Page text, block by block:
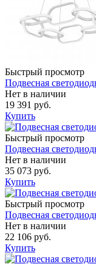
Быстрый просмотр
Подвесная
Нет в наличии
19 391 руб.
Купить
Быстрый просмотр
Подвесная
Нет в наличии
35 073 руб.
Купить
Быстрый просмотр
Подвесная
Нет в наличии
22 106 руб.
Купить